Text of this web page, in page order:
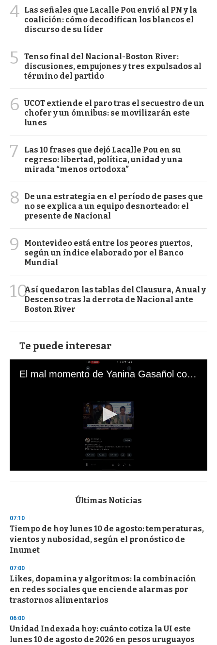
4 Las señales que Lacalle Pou envió al PN y la
coalición: cómo decodifican los blancos el
discurso de su líder
5
Tenso final del Nacional-Boston River:
discusiones, empujones y tres expulsados al
término del partido
6 UCOT extiende el paro tras el secuestro de un
chofer y un ómnibus: se movilizarán este
lunes
7
Las 10 frases que dejó Lacalle Pou en su
regreso: libertad, política, unidad y una
mirada “menos ortodoxa”
8
De una estrategia en el período de pases que
no se explica a un equipo desnorteado: el
presente de Nacional
9
Montevideo está entre los peores puertos,
según un índice elaborado por el Banco
Mundial
10Así quedaron las tablas del Clausura, Anual y
Descenso tras la derrota de Nacional ante
Boston River
Te puede interesar
El mal momento de Yanina Gasañol con un hincha argentino en "Subrayado"
s
d
s
o
f
3
s
e
c
o
n
s
Últimas Noticias
07:10
Tiempo de hoy lunes 10 de agosto: temperaturas,
vientos y nubosidad, según el pronóstico de
Inumet
07:00
Likes, dopamina y algoritmos: la combinación
en redes sociales que enciende alarmas por
trastornos alimentarios
06:00
Unidad Indexada hoy: cuánto cotiza la UI este
lunes 10 de agosto de 2026 en pesos uruguayos